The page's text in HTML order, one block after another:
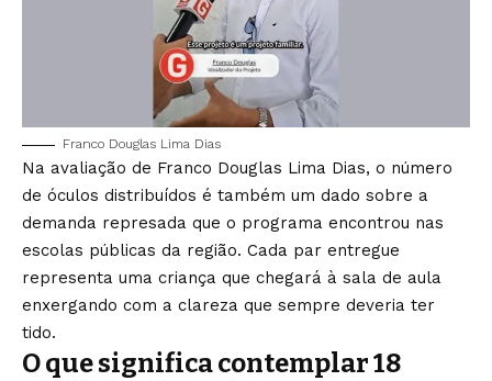
Franco Douglas Lima Dias
Na avaliação de Franco Douglas Lima Dias, o número
de óculos distribuídos é também um dado sobre a
demanda represada que o programa encontrou nas
escolas públicas da região. Cada par entregue
representa uma criança que chegará à sala de aula
enxergando com a clareza que sempre deveria ter
tido.
O que significa contemplar 18